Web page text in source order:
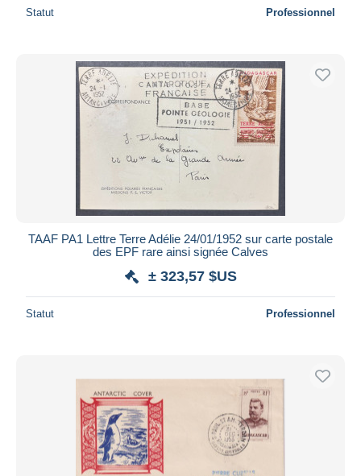
Statut Professionnel
TAAF PA1 Lettre Terre Adélie 24/01/1952 sur carte postale
des EPF rare ainsi signée Calves
± 323,57 $US
Statut Professionnel